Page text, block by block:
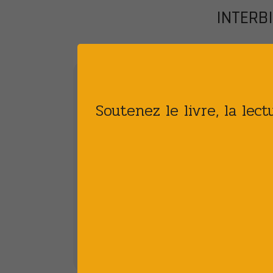
Soutenez le livre, la